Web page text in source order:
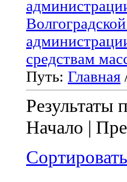
средствам
Путь: Главная
Результаты
Начало |